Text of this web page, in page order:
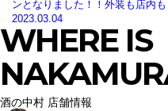
ンとなりました！！外装も店内も
2023.03.04
WHERE IS
酒の中村 店舗情報